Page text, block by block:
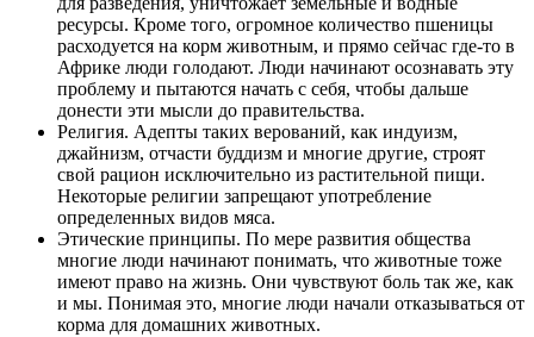
ресурсы. Кроме того, огромное количество пшеницы
расходуется на корм животным, и прямо сейчас где-то в
Африке люди голодают. Люди начинают осознавать эту
проблему и пытаются начать с себя, чтобы дальше
донести эти мысли до правительства.
Религия. Адепты таких верований, как индуизм,
джайнизм, отчасти буддизм и многие другие, строят
свой рацион исключительно из растительной пищи.
Некоторые религии запрещают употребление
определенных видов мяса.
Этические принципы. По мере развития общества
многие люди начинают понимать, что животные тоже
имеют право на жизнь. Они чувствуют боль так же, как
и мы. Понимая это, многие люди начали отказываться от
корма для домашних животных.